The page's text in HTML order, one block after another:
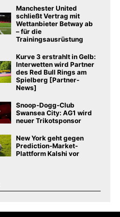
Manchester United
schließt Vertrag mit
Wettanbieter Betway ab
– für die
Trainingsausrüstung
Kurve 3 erstrahlt in Gelb:
Interwetten wird Partner
des Red Bull Rings am
Spielberg [Partner-
News]
Snoop-Dogg-Club
Swansea City: AG1 wird
neuer Trikotsponsor
New York geht gegen
Prediction-Market-
Plattform Kalshi vor